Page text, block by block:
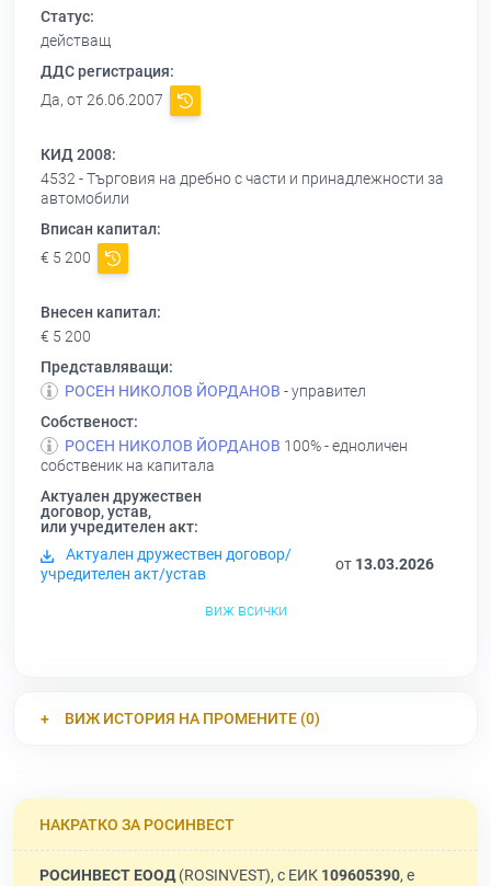
Статус:
действащ
ДДС регистрация:
Да, от 26.06.2007
КИД 2008:
4532 - Търговия на дребно с части и принадлежности за
автомобили
Вписан капитал:
€ 5 200
Внесен капитал:
€ 5 200
Представляващи:
РОСЕН НИКОЛОВ ЙОРДАНОВ - управител
Собственост:
РОСЕН НИКОЛОВ ЙОРДАНОВ 100% - едноличен
собственик на капитала
Актуален дружествен
договор, устав,
или учредителен акт:
Актуален дружествен договор/
учредителен акт/устав
от 13.03.2026
виж всички
ВИЖ ИСТОРИЯ НА ПРОМЕНИТЕ (0)
НАКРАТКО ЗА РОСИНВЕСТ
РОСИНВЕСТ ЕООД(ROSINVEST), с ЕИК 109605390, е